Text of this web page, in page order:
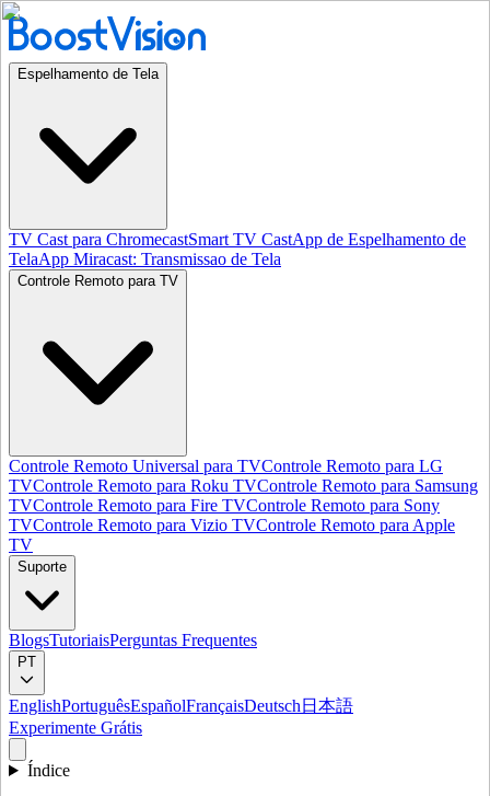
Espelhamento de Tela
TV Cast para ChromecastSmart TV CastApp de Espelhamento de
TelaApp Miracast: Transmissao de Tela
Controle Remoto para TV
Controle Remoto Universal para TVControle Remoto para LG
TVControle Remoto para Roku TVControle Remoto para Samsung
TVControle Remoto para Fire TVControle Remoto para Sony
TVControle Remoto para Vizio TVControle Remoto para Apple
TV
Suporte
BlogsTutoriaisPerguntas Frequentes
PT
EnglishPortuguêsEspañolFrançaisDeutsch 日本語
Experimente Grátis
Índice